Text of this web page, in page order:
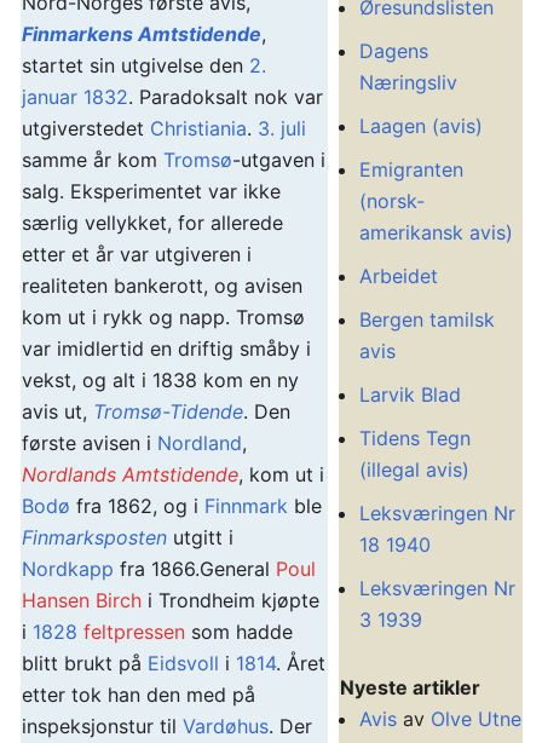
Finmarkens Amtstidende,
startet sin utgivelse den 2.
januar 1832. Paradoksalt nok var
utgiverstedet Christiania. 3. juli
samme år kom Tromsø-utgaven i
salg. Eksperimentet var ikke
særlig vellykket, for allerede
etter et år var utgiveren i
realiteten bankerott, og avisen
kom ut i rykk og napp. Tromsø
var imidlertid en driftig småby i
vekst, og alt i 1838 kom en ny
avis ut, Tromsø-Tidende. Den
første avisen i Nordland,
Nordlands Amtstidende, kom ut i
Bodø fra 1862, og i Finnmark ble
Finmarksposten utgitt i
Nordkapp fra 1866.General Poul
Hansen Birch i Trondheim kjøpte
i 1828 feltpressen som hadde
blitt brukt på Eidsvoll i 1814. Året
etter tok han den med på
inspeksjonstur til Vardøhus. Der
Øresundslisten
Dagens
Næringsliv
Laagen (avis)
Emigranten
(norsk-
amerikansk avis)
Arbeidet
Bergen tamilsk
avis
Larvik Blad
Tidens Tegn
(illegal avis)
Leksværingen Nr
18 1940
Leksværingen Nr
3 1939
Nyeste artikler
Avis av Olve Utne